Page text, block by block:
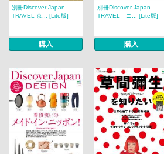
別冊Discover Japan
TRAVEL 京... [Lite版]
購入
別冊Discover Japan
TRAVEL ニ... [Lite版]
購入